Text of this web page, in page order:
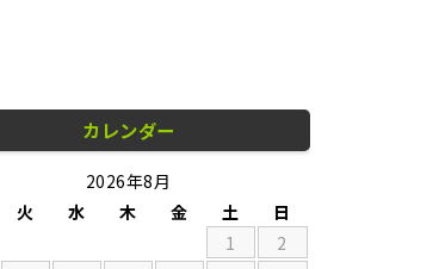
カレンダー
2026年8月
火 水 木 金 土
日
1
2